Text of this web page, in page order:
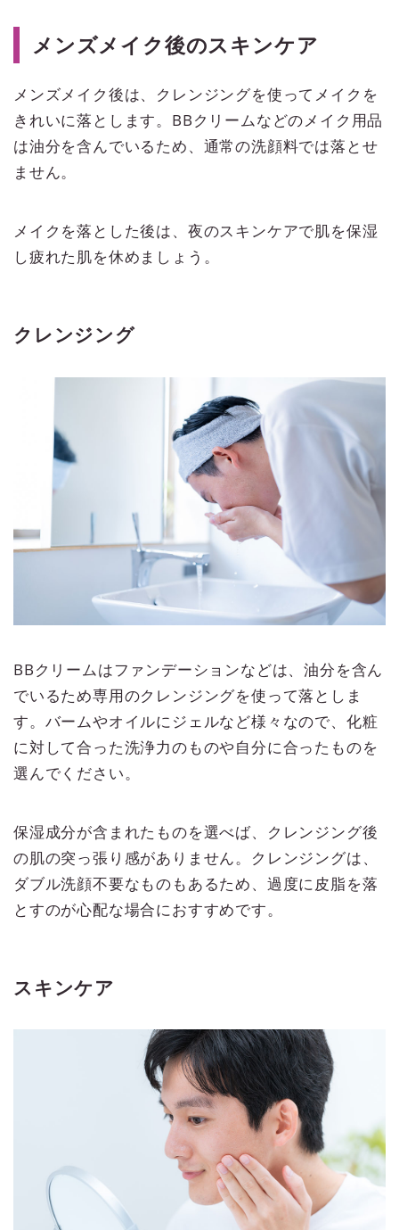
メンズメイク後のスキンケア
メンズメイク後は、クレンジングを使ってメイクを
きれいに落とします。BBクリームなどのメイク用品
は油分を含んでいるため、通常の洗顔料では落とせ
ません。
メイクを落とした後は、夜のスキンケアで肌を保湿
し疲れた肌を休めましょう。
クレンジング
BBクリームはファンデーションなどは、油分を含ん
でいるため専用のクレンジングを使って落としま
す。バームやオイルにジェルなど様々なので、化粧
に対して合った洗浄力のものや自分に合ったものを
選んでください。
保湿成分が含まれたものを選べば、クレンジング後
の肌の突っ張り感がありません。クレンジングは、
ダブル洗顔不要なものもあるため、過度に皮脂を落
とすのが心配な場合におすすめです。
スキンケア